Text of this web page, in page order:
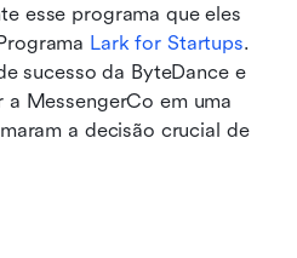
esse programa que eles
Lark for Startups.
sucesso da ByteDance e
MessengerCo em uma
a decisão crucial de